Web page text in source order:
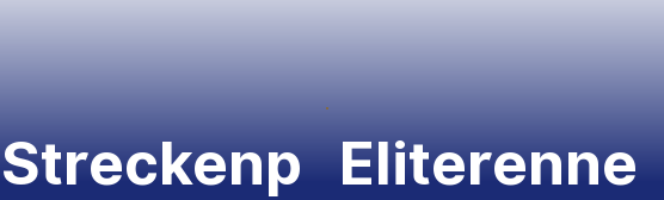
Streckenp Eliterenne